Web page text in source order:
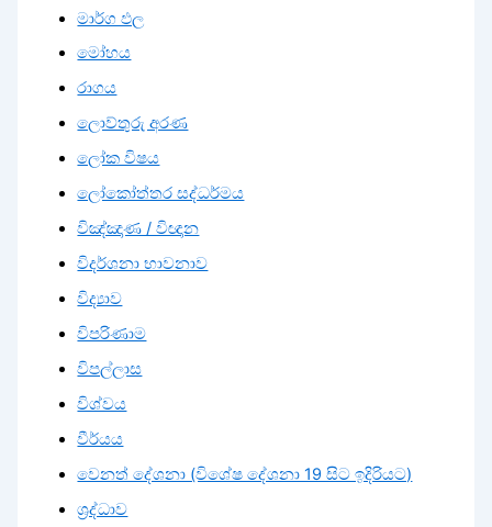
මාර්ග ඵල
මෝහය
රාගය
ලොව්තුරු අරණ
ලෝක විෂය
ලෝකෝත්තර සද්ධර්මය
විඤ්ඤාණ / විඥාන
විදර්ශනා භාවනාව
විද්‍යාව
විපරිණාම
විපල්ලාස
විශ්වය
වීර්යය
වෙනත් දේශනා (විශේෂ දේශනා 19 සිට ඉදිරියට)
ශ්‍රද්ධාව